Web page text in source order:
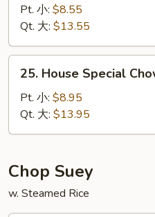
Chow
Mein
虾
炒
Pt. 小: $8.55
Qt. 大: $13.55
House
Special
Chow
Mein
楼
炒
面
25. House Special
Pt. 小: $8.95
Qt. 大: $13.95
Chop Suey
w. Steamed Rice